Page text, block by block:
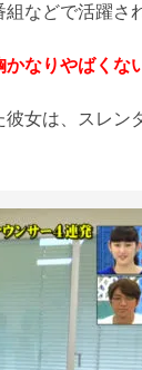
などで活躍さ
かなりやばくな
女は、スレン